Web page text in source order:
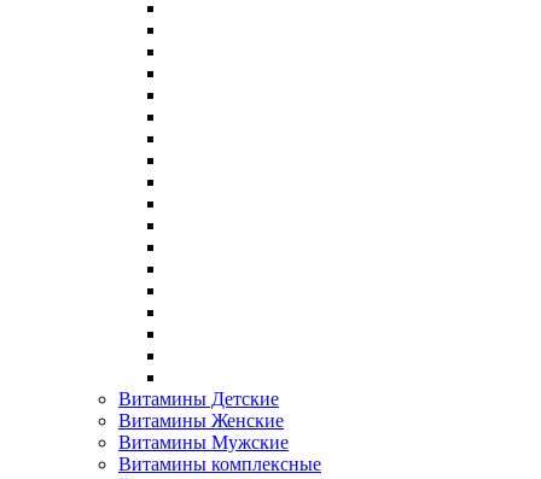
Витамины Детские
Витамины Женские
Витамины Мужские
Витамины комплексные